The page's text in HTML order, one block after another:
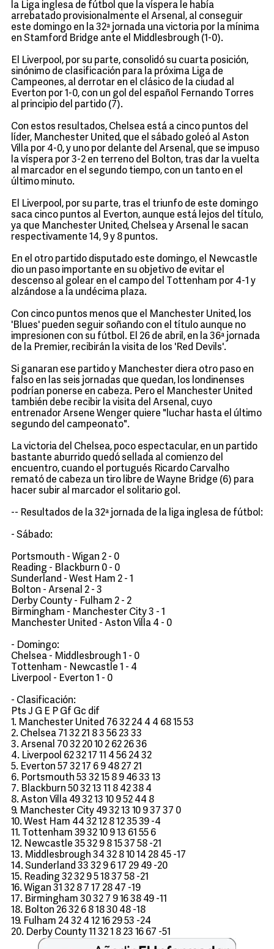
la Liga inglesa de fútbol que la víspera le había
arrebatado provisionalmente el Arsenal, al conseguir
este domingo en la 32ª jornada una victoria por la mínima
en Stamford Bridge ante el Middlesbrough (1-0).
El Liverpool, por su parte, consolidó su cuarta posición,
sinónimo de clasificación para la próxima Liga de
Campeones, al derrotar en el clásico de la ciudad al
Everton por 1-0, con un gol del español Fernando Torres
al principio del partido (7).
Con estos resultados, Chelsea está a cinco puntos del
líder, Manchester United, que el sábado goleó al Aston
Villa por 4-0, y uno por delante del Arsenal, que se impuso
la víspera por 3-2 en terreno del Bolton, tras dar la vuelta
al marcador en el segundo tiempo, con un tanto en el
último minuto.
El Liverpool, por su parte, tras el triunfo de este domingo
saca cinco puntos al Everton, aunque está lejos del título,
ya que Manchester United, Chelsea y Arsenal le sacan
respectivamente 14, 9 y 8 puntos.
En el otro partido disputado este domingo, el Newcastle
dio un paso importante en su objetivo de evitar el
descenso al golear en el campo del Tottenham por 4-1 y
alzándose a la undécima plaza.
Con cinco puntos menos que el Manchester United, los
'Blues' pueden seguir soñando con el título aunque no
impresionen con su fútbol. El 26 de abril, en la 36ª jornada
de la Premier, recibirán la visita de los 'Red Devils'.
Si ganaran ese partido y Manchester diera otro paso en
falso en las seis jornadas que quedan, los londinenses
podrían ponerse en cabeza. Pero el Manchester United
también debe recibir la visita del Arsenal, cuyo
entrenador Arsene Wenger quiere "luchar hasta el último
segundo del campeonato".
La victoria del Chelsea, poco espectacular, en un partido
bastante aburrido quedó sellada al comienzo del
encuentro, cuando el portugués Ricardo Carvalho
remató de cabeza un tiro libre de Wayne Bridge (6) para
hacer subir al marcador el solitario gol.
-- Resultados de la 32ª jornada de la liga inglesa de fútbol:
- Sábado:
Portsmouth - Wigan 2 - 0
Reading - Blackburn 0 - 0
Sunderland - West Ham 2 - 1
Bolton - Arsenal 2 - 3
Derby County - Fulham 2 - 2
Birmingham - Manchester City 3 - 1
Manchester United - Aston Villa 4 - 0
- Domingo:
Chelsea - Middlesbrough 1 - 0
Tottenham - Newcastle 1 - 4
Liverpool - Everton 1 - 0
- Clasificación:
Pts J G E P Gf Gc dif
1. Manchester United 76 32 24 4 4 68 15 53
2. Chelsea 71 32 21 8 3 56 23 33
3. Arsenal 70 32 20 10 2 62 26 36
4. Liverpool 62 32 17 11 4 56 24 32
5. Everton 57 32 17 6 9 48 27 21
6. Portsmouth 53 32 15 8 9 46 33 13
7. Blackburn 50 32 13 11 8 42 38 4
8. Aston Villa 49 32 13 10 9 52 44 8
9. Manchester City 49 32 13 10 9 37 37 0
10. West Ham 44 32 12 8 12 35 39 -4
11. Tottenham 39 32 10 9 13 61 55 6
12. Newcastle 35 32 9 8 15 37 58 -21
13. Middlesbrough 34 32 8 10 14 28 45 -17
14. Sunderland 33 32 9 6 17 29 49 -20
15. Reading 32 32 9 5 18 37 58 -21
16. Wigan 31 32 8 7 17 28 47 -19
17. Birmingham 30 32 7 9 16 38 49 -11
18. Bolton 26 32 6 8 18 30 48 -18
19. Fulham 24 32 4 12 16 29 53 -24
20. Derby County 11 32 1 8 23 16 67 -51